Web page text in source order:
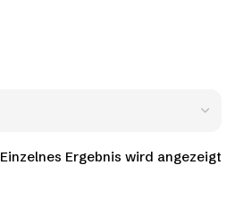
Einzelnes Ergebnis wird angezeigt